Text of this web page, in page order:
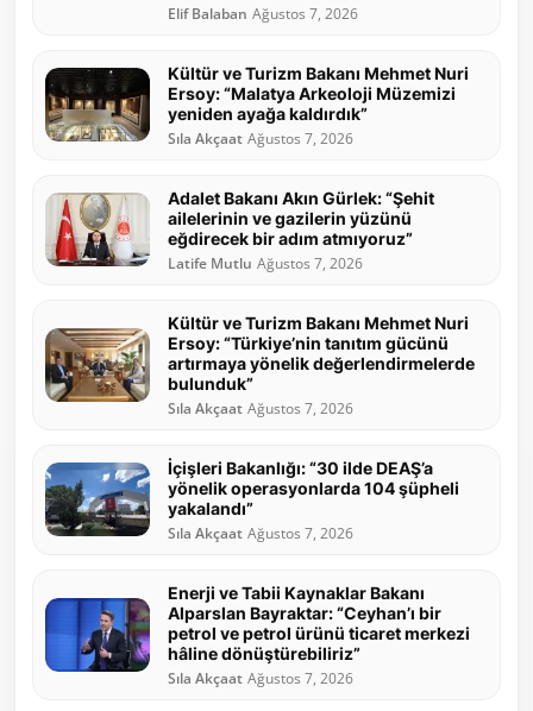
Elif Balaban Ağustos 7, 2026
Kültür ve Turizm Bakanı Mehmet Nuri
Ersoy: “Malatya Arkeoloji Müzemizi
yeniden ayağa kaldırdık”
Sıla Akçaat Ağustos 7, 2026
Adalet Bakanı Akın Gürlek: “Şehit
ailelerinin ve gazilerin yüzünü
eğdirecek bir adım atmıyoruz”
Latife Mutlu Ağustos 7, 2026
Kültür ve Turizm Bakanı Mehmet Nuri
Ersoy: “Türkiye’nin tanıtım gücünü
artırmaya yönelik değerlendirmelerde
bulunduk”
Sıla Akçaat Ağustos 7, 2026
İçişleri Bakanlığı: “30 ilde DEAŞ’a
yönelik operasyonlarda 104 şüpheli
yakalandı”
Sıla Akçaat Ağustos 7, 2026
Enerji ve Tabii Kaynaklar Bakanı
Alparslan Bayraktar: “Ceyhan’ı bir
petrol ve petrol ürünü ticaret merkezi
hâline dönüştürebiliriz”
Sıla Akçaat Ağustos 7, 2026